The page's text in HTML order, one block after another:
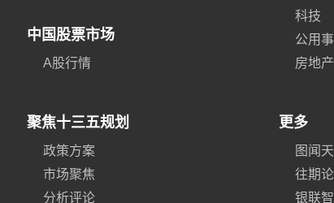
中国股票市场
A股行情
科技
公用
房地产
聚焦十三五规划
政策方案
市场聚焦
分析评论
更多
图闻
往期
银联